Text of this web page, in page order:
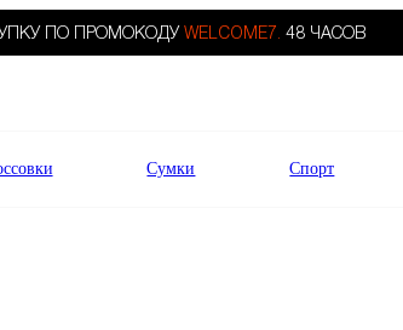
ПО ПРОМОКОДУ WELCOME7. 48 ЧАСОВ
Сумки Спорт